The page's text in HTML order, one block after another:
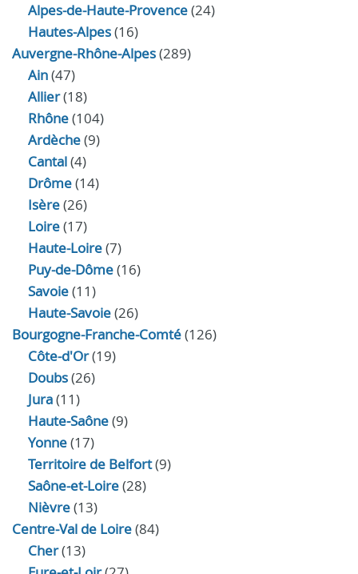
Alpes-de-Haute-Provence(24)
Hautes-Alpes(16)
Auvergne-Rhône-Alpes(289)
Ain(47)
Allier(18)
Rhône(104)
Ardèche(9)
Cantal(4)
Drôme(14)
Isère(26)
Loire(17)
Haute-Loire(7)
Puy-de-Dôme(16)
Savoie(11)
Haute-Savoie(26)
Bourgogne-Franche-Comté(126)
Côte-d'Or(19)
Doubs(26)
Jura(11)
Haute‑Saône(9)
Yonne(17)
Territoire de Belfort(9)
Saône-et-Loire(28)
Nièvre(13)
Centre-Val de Loire(84)
Cher(13)